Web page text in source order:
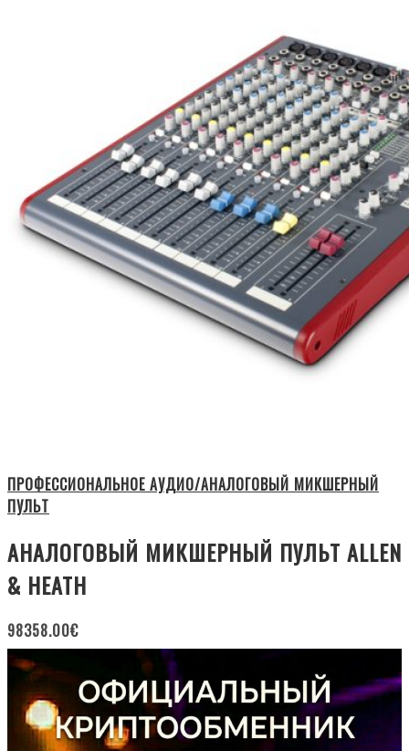
ПРОФЕССИОНАЛЬНОЕ АУДИО/АНАЛОГОВЫЙ МИКШЕРНЫЙ
ПУЛЬТ
АНАЛОГОВЫЙ МИКШЕРНЫЙ ПУЛЬТ ALLEN
& HEATH
98358.00€